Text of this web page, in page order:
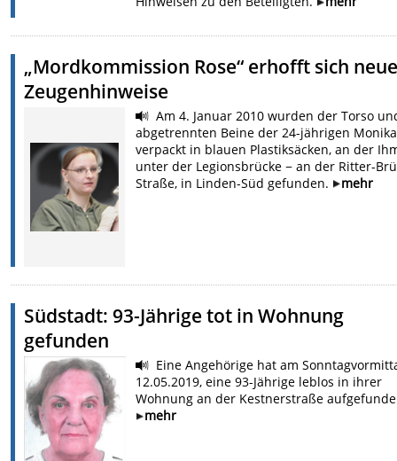
„Mordkommission Rose“ erhofft sich
Zeugenhinweise
Am 4. Januar 2010 wurden der Torso
abgetrennten Beine der 24-jährigen Monika
verpackt in blauen Plastiksäcken, an der
unter der Legionsbrücke − an der Ritter-
Straße, in Linden-Süd gefunden.
mehr
Südstadt: 93-Jährige tot in Wohnung
gefunden
Eine Angehörige hat am
12.05.2019, eine 93-Jährige leblos in ihrer
Wohnung an der Kestnerstraße
mehr